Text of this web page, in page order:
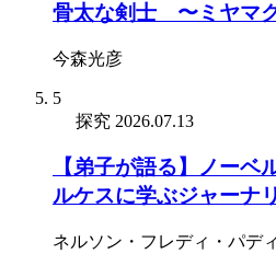
骨太な剣士 〜ミヤマ
今森光彦
5
探究 2026.07.13
【弟子が語る】ノーベ
ルケスに学ぶジャーナ
ネルソン・フレディ・パデ